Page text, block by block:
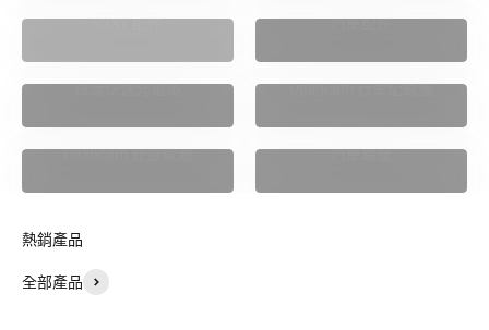
S3XY 配件 汽車配件
直流快速充電樁 Dashcam 行車紀錄儀
Dashcam 外置電源 汽車鍍膜
熱銷產品
全部產品